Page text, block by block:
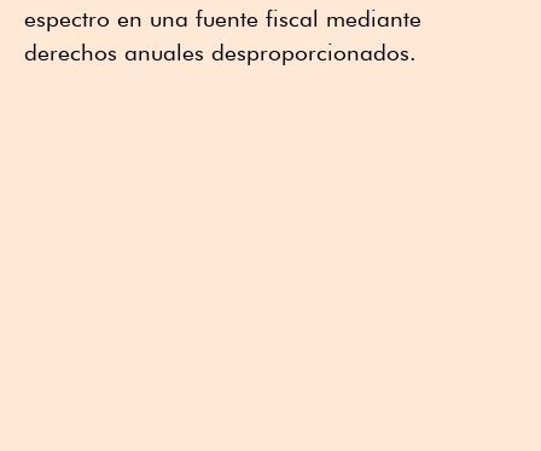
espectro en una fuente fiscal mediante
derechos anuales desproporcionados.